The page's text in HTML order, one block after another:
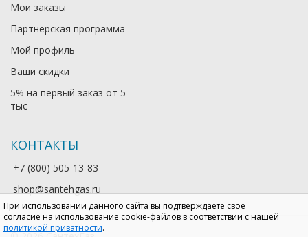
При использовании данного сайта вы подтверждаете свое
согласие на использование cookie-файлов в соответствии с нашей
политикой приватности.
Мои заказы
Партнерская программа
Мой профиль
Ваши скидки
5% на первый заказ от 5
тыс
КОНТАКТЫ
+7 (800) 505-13-83
shop@santehgas.ru